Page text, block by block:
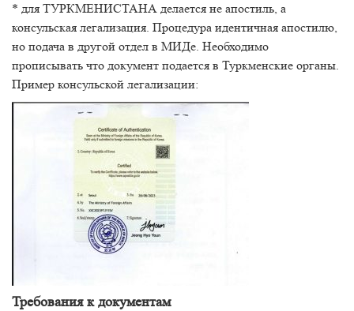
* для ТУРКМЕНИСТАНА делается не апостиль, а
консульская легализация. Процедура идентичная апостилю,
но подача в другой отдел в МИДе. Необходимо
прописывать что документ подается в Туркменские органы.
Пример консульской легализации:
Требования к документам